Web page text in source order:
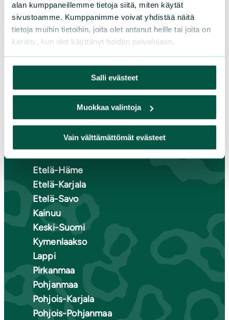
alan kumppaneillemme tietoja siitä, miten käytät
sivustoamme. Kumppanimme voivat yhdistää näitä
tietoja muihin tietoihin, joita olet antanut heille tai joita on
kerätty, kun olet käyttänyt heidän palvelujaan.
Salli evästeet
Muokkaa valintoja
Vain välttämättömät evästeet
Osallistu tapahtumaan
Tule vapaaehtoiseksi
Liity jäseneksi
Piirit ja yhdistykset
Suomen luonnonsuojeluliiton
Etelä-Häme
Etelä-Karjala
Etelä-Savo
Kainuu
Keski-Suomi
Kymenlaakso
Lappi
Pirkanmaa
Pohjanmaa
Pohjois-Karjala
Pohjois-Pohjanmaa